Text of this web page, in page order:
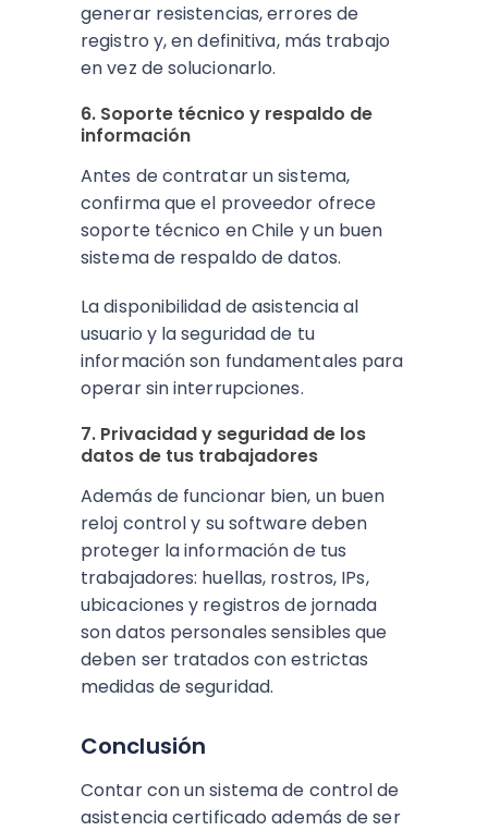
generar resistencias, errores de
registro y, en definitiva, más trabajo
en vez de solucionarlo.
6. Soporte técnico y respaldo de
información
Antes de contratar un sistema,
confirma que el proveedor ofrece
soporte técnico en Chile y un buen
sistema de respaldo de datos.
La disponibilidad de asistencia al
usuario y la seguridad de tu
información son fundamentales para
operar sin interrupciones.
7. Privacidad y seguridad de los
datos de tus trabajadores
Además de funcionar bien, un buen
reloj control y su software deben
proteger la información de tus
trabajadores: huellas, rostros, IPs,
ubicaciones y registros de jornada
son datos personales sensibles que
deben ser tratados con estrictas
medidas de seguridad.
Conclusión
Contar con un sistema de control de
asistencia certificado además de ser